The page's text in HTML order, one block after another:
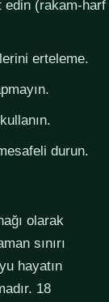
edin (rakam-harf
erteleme.
durun.
olarak
sınırı
hayatın
18